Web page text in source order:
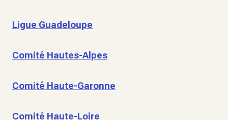
Ligue Guadeloupe
Comité Hautes-Alpes
Comité Haute-Garonne
Comité Haute-Loire